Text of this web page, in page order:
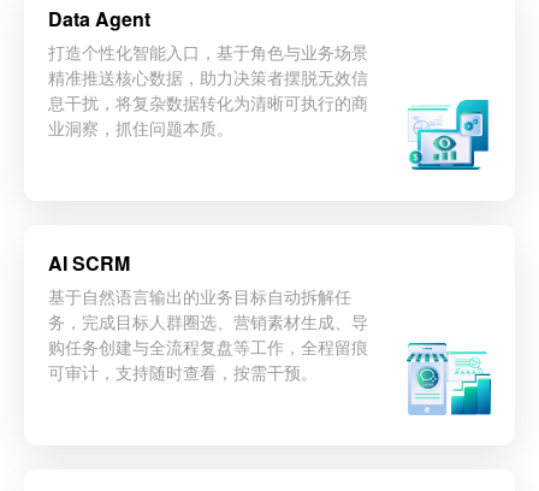
Data Agent
打造个性化智能入口，基于角色与业务场景
精准推送核心数据，助力决策者摆脱无效信
息干扰，将复杂数据转化为清晰可执行的商
业洞察，抓住问题本质。
AI SCRM
基于自然语言输出的业务目标自动拆解任
务，完成目标人群圈选、营销素材生成、导
购任务创建与全流程复盘等工作，全程留痕
可审计，支持随时查看，按需干预。